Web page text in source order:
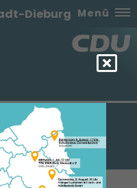
Dieburg Menü
ROLLE ALS
NOCH